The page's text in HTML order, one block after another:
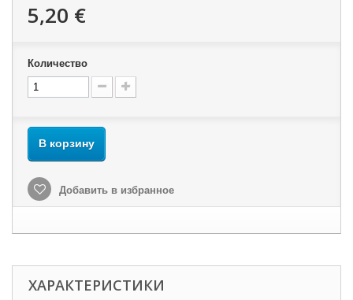
5,20 €
Количество
В корзину
Добавить в избранное
ХАРАКТЕРИСТИКИ